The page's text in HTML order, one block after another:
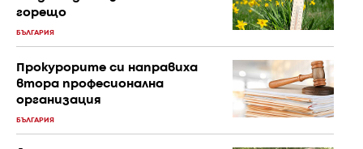
горещо
БЪЛГАРИЯ
Прокурорите си направиха
втора професионална
организация
БЪЛГАРИЯ